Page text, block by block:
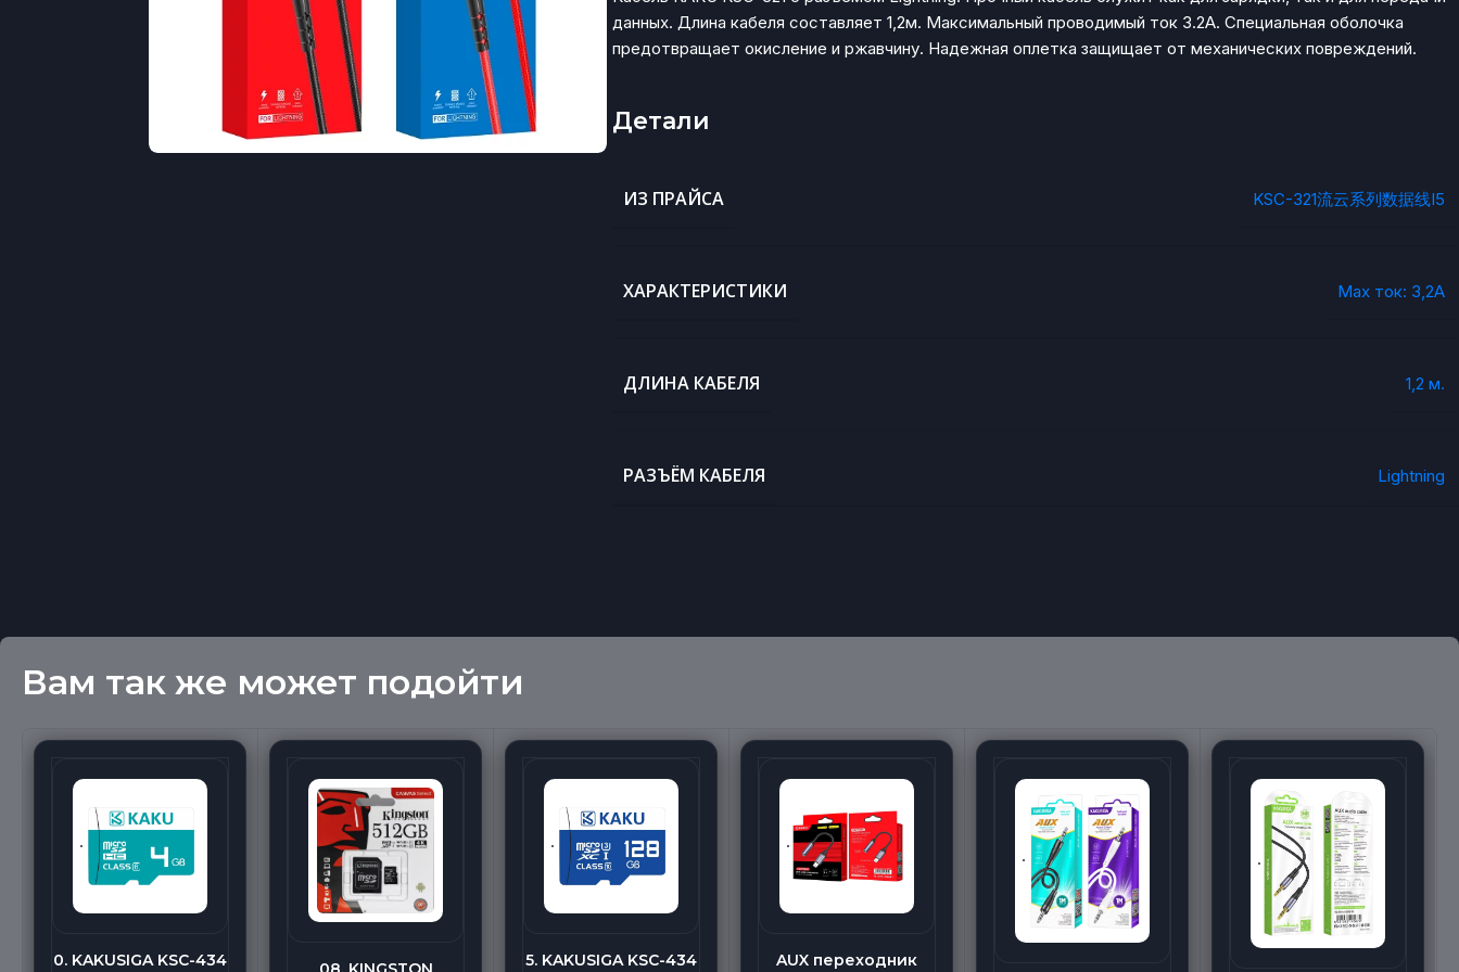
данных. Длина кабеля составляет 1,2м. Максимальный проводимый ток 3.2А. Специальная оболочка
предотвращает окисление и ржавчину. Надежная оплетка защищает от механических повреждений.
Детали
ИЗ ПРАЙСА KSC-321流云系列数据线I5
ХАРАКТЕРИСТИКИ Max ток: 3,2A
ДЛИНА КАБЕЛЯ 1,2 м.
РАЗЪЁМ КАБЕЛЯ Lightning
Вам так же может подойти
0. KAKUSIGA KSC-434
5. KAKUSIGA KSC-434
AUX переходник